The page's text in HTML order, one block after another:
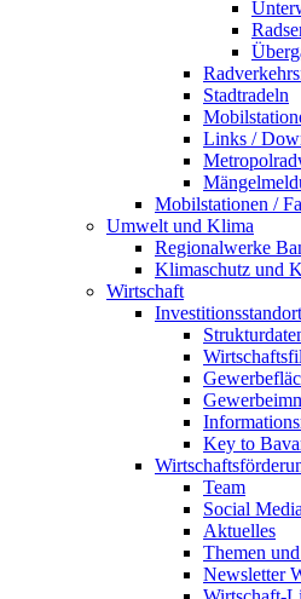
Stadtradeln
Links /
Mobilstationen /
Umwelt und Klima
Regionalwerke
Klimaschutz und
Wirtschaft
Investitionsstandort
Key to
Team
Social Media
Aktuelles
Themen
Newsletter